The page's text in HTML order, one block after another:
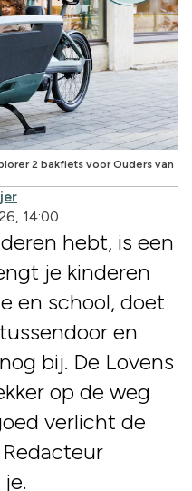
2 bakfiets voor Ouders van
14:00
hebt, is een
je kinderen
en school, doet
en
bij. De Lovens
op de weg
verlicht de